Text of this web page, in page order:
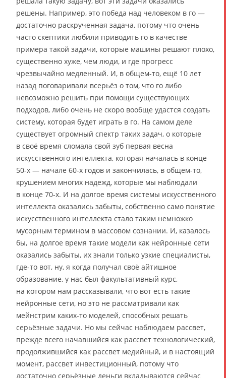
решены. Например, это победа над человеком в го —
достаточно раскрученная задача, потому что очень
часто скептики любили приводить го в качестве
примера такой задачи, которые машины решают плохо,
существенно хуже, чем люди, и где прогресс
чрезвычайно медленный. И, в общем-то, ещё 10 лет
назад поговаривали всерьёз о том, что го либо
невозможно решить при помощи существующих
подходов, либо очень не скоро вообще удастся создать
систему, которая будет играть в го. На самом деле
существует огромный спектр таких задач, о которые
в своё время сломала свой зуб первая весна
искусственного интеллекта, которая началась в конце
50-х — начале 60-х годов и закончилась, в общем-то,
крушением многих надежд, которые мы наблюдали
в конце 70-х. И на долгое время системы искусственного
интеллекта оказались забыты, собственно само понятие
искусственного интеллекта стало таким немножко
мусорным термином в массовом сознании. И, казалось
бы, на долгое время такие модели как нейронные сети
оказались забыты, их знали только узкие специалисты,
где-то вот, ну, я когда получал своё айтишное
образование, у нас был факультативный курс,
на котором нам рассказывали, что вот есть такие
нейронные сети, но это не рассматривали как
мейнстрим каких-то моделей, способных решать
серьёзные задачи. Но мы сейчас наблюдаем рассвет,
прежде всего начавшийся как рассвет технологический,
продолжившийся как рассвет медийный, и в настоящий
момент, рассвет инвестиционный, потому что
достаточно серьёзные деньги вкладываются сейчас